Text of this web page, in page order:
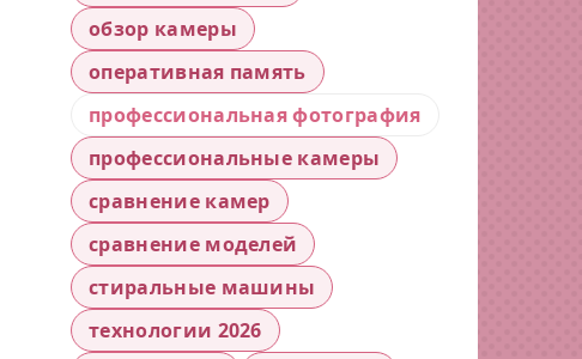
обзор камеры
оперативная память
профессиональная фотография
профессиональные камеры
сравнение камер
сравнение моделей
стиральные машины
технологии 2026